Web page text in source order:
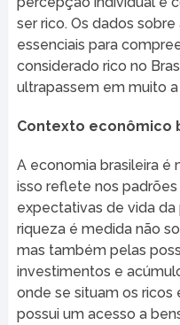
ser rico. Os dados
essenciais para
considerado rico no
ultrapassem em muito
Contexto econômico
A economia brasileira é
isso reflete nos
expectativas de vida
riqueza é medida não
mas também pelas
investimentos e
onde se situam os ricos
possui um acesso a